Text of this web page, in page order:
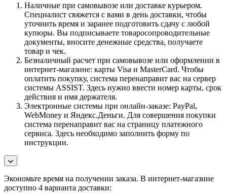
Наличные при самовывозе или доставке курьером.
Специалист свяжется с вами в день доставки, чтобы
уточнить время и заранее подготовить сдачу с любой
купюры. Вы подписываете товаросопроводительные
документы, вносите денежные средства, получаете
товар и чек.
Безналичный расчет при самовывозе или оформлении в
интернет-магазине: карты Visa и MasterCard. Чтобы
оплатить покупку, система перенаправит вас на сервер
системы ASSIST. Здесь нужно ввести номер карты, срок
действия и имя держателя.
Электронные системы при онлайн-заказе: PayPal,
WebMoney и Яндекс.Деньги. Для совершения покупки
система перенаправит вас на страницу платежного
сервиса. Здесь необходимо заполнить форму по
инструкции.
Экономьте время на получении заказа. В интернет-магазине
доступно 4 варианта доставки: